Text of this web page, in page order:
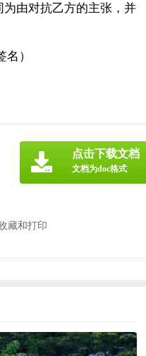
由对抗乙方的主张，并
）
藏和打印
点击下载文档
文档为doc格式